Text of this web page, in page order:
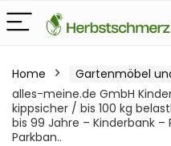
Home Gartenmöbel
alles-meine.de GmbH
kippsicher / bis 100 kg
bis 99 Jahre – Kinderbank
Parkban..